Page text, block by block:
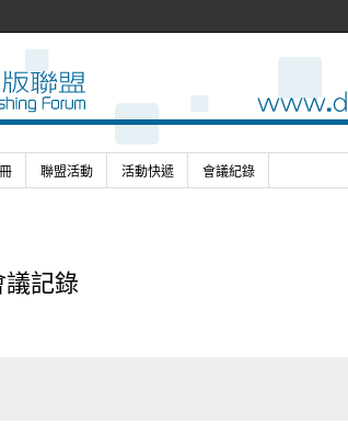
聯盟活動 活動快遞 會議紀錄
記錄